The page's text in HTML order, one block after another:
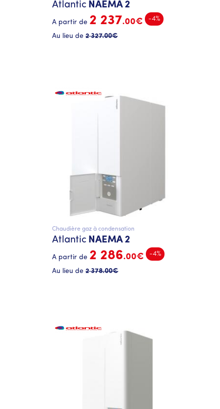
Atlantic NAEMA 2
A partir de 2 237.00€ -4%
Au lieu de 2 327.00€
Chaudière gaz à condensation
Atlantic NAEMA 2
A partir de 2 286.00€ -4%
Au lieu de 2 378.00€